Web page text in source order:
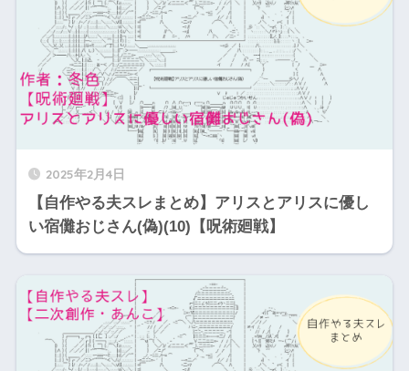
2025年2月4日
【自作やる夫スレまとめ】アリスとアリスに優し
い宿儺おじさん(偽)(10)【呪術廻戦】